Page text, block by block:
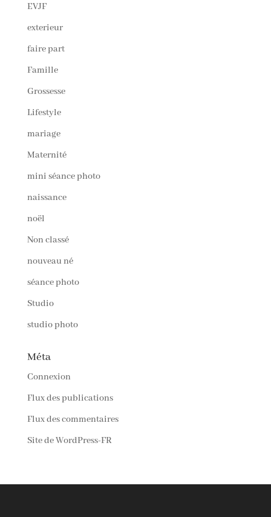
EVJF
exterieur
faire part
Famille
Grossesse
Lifestyle
mariage
Maternité
mini séance photo
naissance
noël
Non classé
nouveau né
séance photo
Studio
studio photo
Méta
Connexion
Flux des publications
Flux des commentaires
Site de WordPress-FR